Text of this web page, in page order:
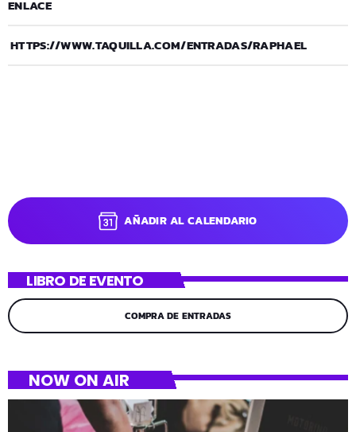
ENLACE
HTTPS://WWW.TAQUILLA.COM/ENTRADAS/RAPHAEL
AÑADIR AL CALENDARIO
LIBRO DE EVENTO
COMPRA DE ENTRADAS
NOW ON AIR